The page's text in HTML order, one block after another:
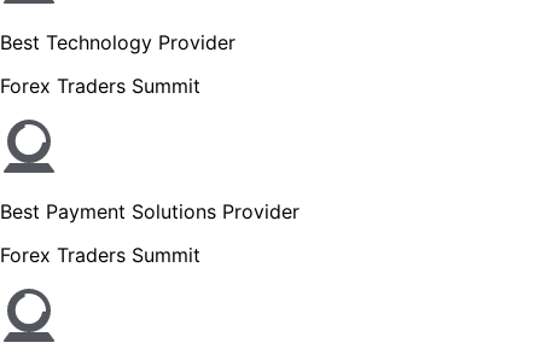
Best Technology Provider
Forex Traders Summit
Best Payment Solutions Provider
Forex Traders Summit